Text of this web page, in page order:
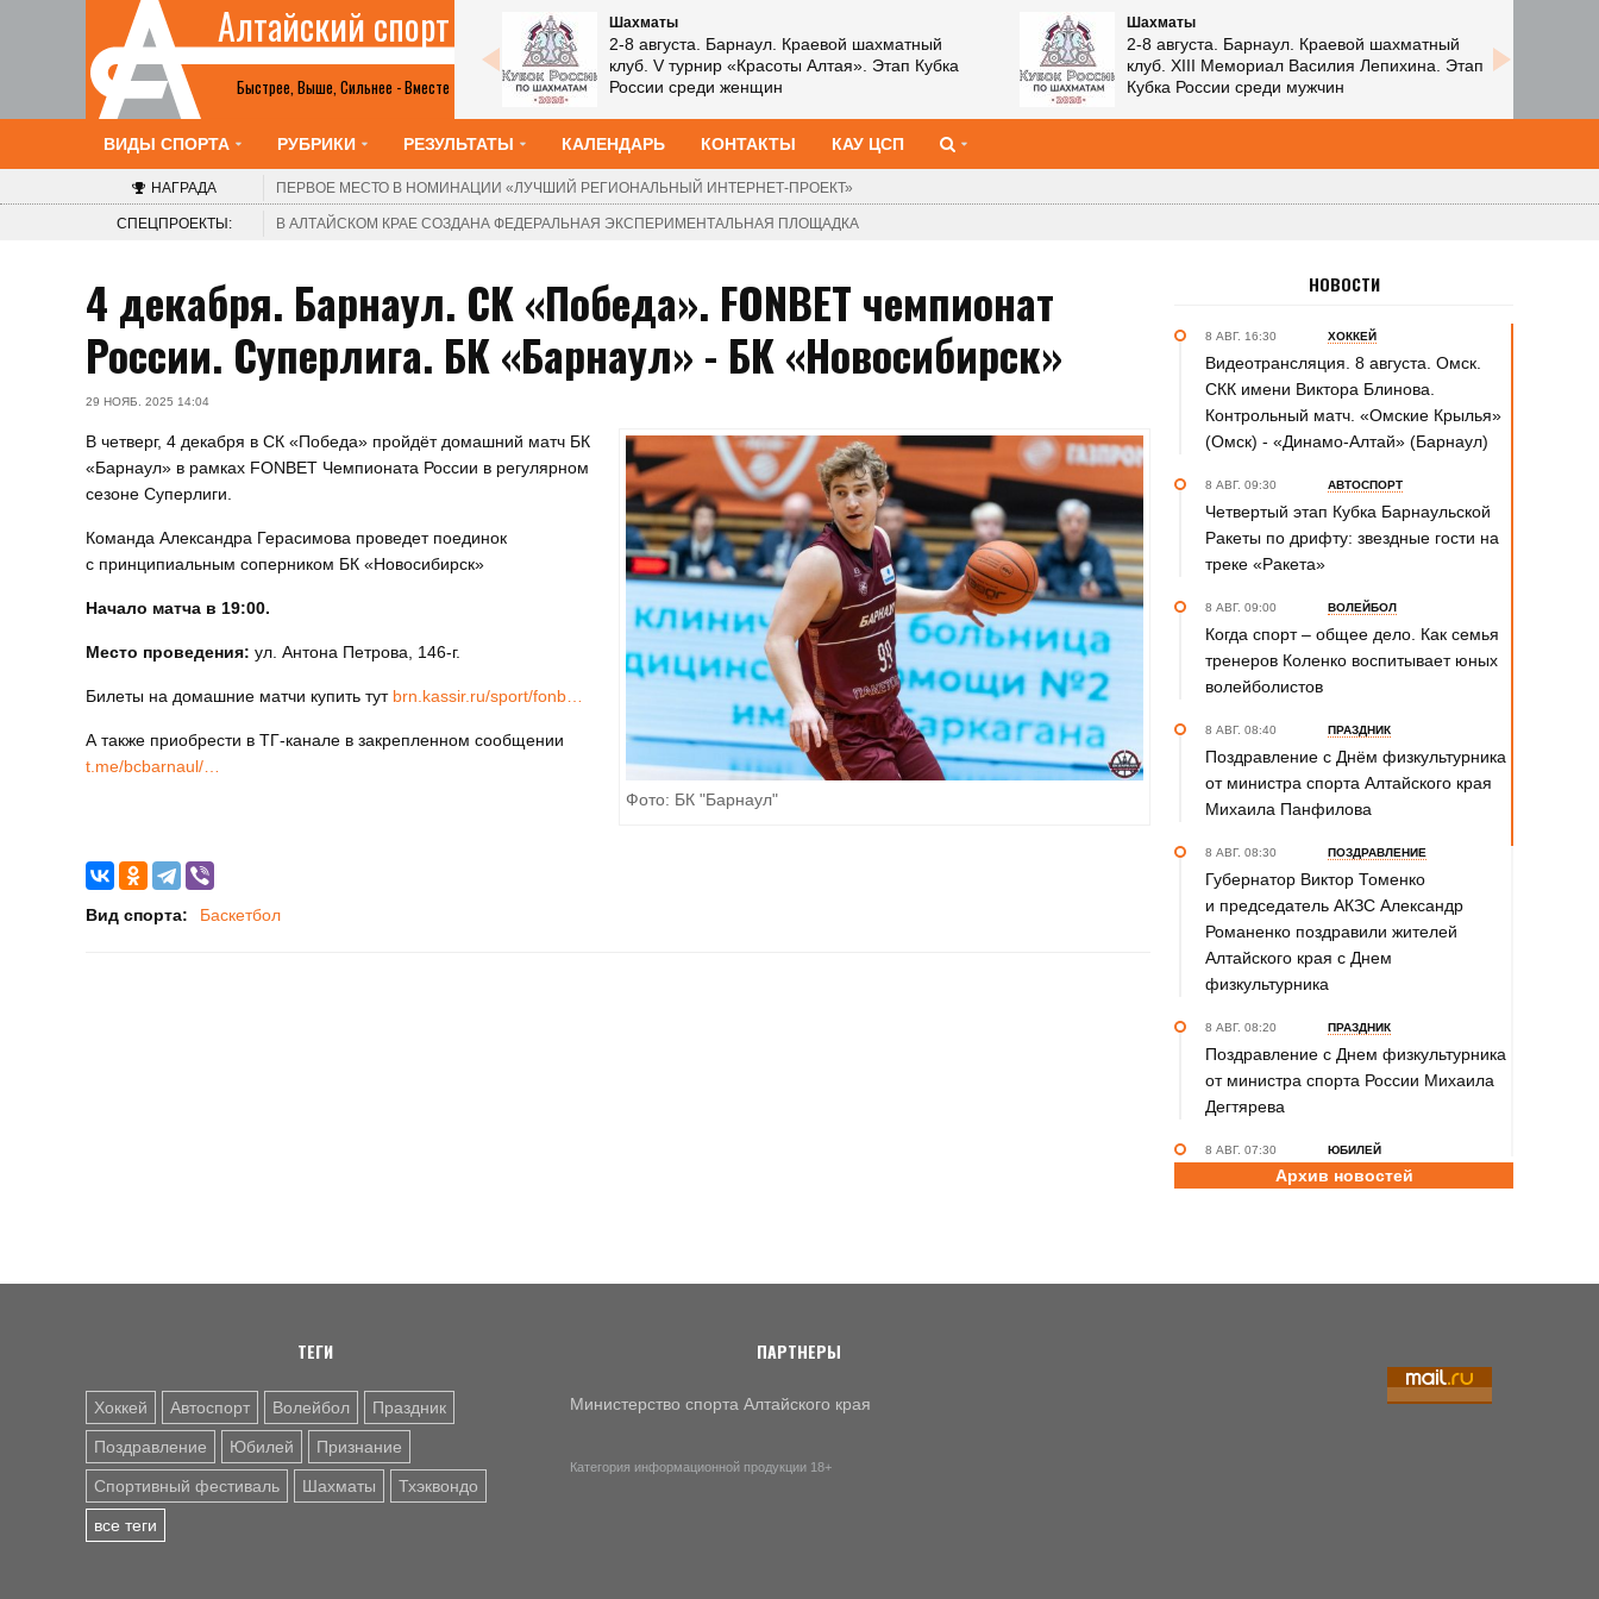
Быстрее, Выше, Сильнее - Вместе
Алтайский спорт
Все анонсы
Шахматы
2-8 августа. Барнаул. Краевой шахматный
клуб. V турнир «Красоты Алтая». Этап Кубка
России среди женщин
Шахматы
2-8 августа. Барнаул. Краевой шахматный
клуб. XIII Мемориал Василия Лепихина. Этап
Кубка России среди мужчин
ВИДЫ СПОРТА РУБРИКИ РЕЗУЛЬТАТЫ КАЛЕНДАРЬ КОНТАКТЫ КАУ ЦСП
НАГРАДА ПЕРВОЕ МЕСТО В НОМИНАЦИИ «ЛУЧШИЙ РЕГИОНАЛЬНЫЙ ИНТЕРНЕТ-ПРОЕКТ»
СПЕЦПРОЕКТЫ: В АЛТАЙСКОМ КРАЕ СОЗДАНА ФЕДЕРАЛЬНАЯ ЭКСПЕРИМЕНТАЛЬНАЯ ПЛОЩАДКА
4 декабря. Барнаул. СК «Победа». FONBET чемпионат
России. Суперлига. БК «Барнаул» - БК «Новосибирск»
29 НОЯБ. 2025 14:04
Фото: БК "Барнаул"
В четверг, 4 декабря в СК «Победа» пройдёт домашний матч БК
«Барнаул» в рамках FONBET Чемпионата России в регулярном
сезоне Суперлиги.
Команда Александра Герасимова проведет поединок
с принципиальным соперником БК «Новосибирск»
Начало матча в 19:00.
Место проведения: ул. Антона Петрова, 146-г.
Билеты на домашние матчи купить тут brn.kassir.ru/sport/fonb…
А также приобрести в ТГ-канале в закрепленном сообщении
t.me/bcbarnaul/…
Вид спорта: Баскетбол
НОВОСТИ
8 АВГ. 16:30 ХОККЕЙ
Видеотрансляция. 8 августа. Омск.
СКК имени Виктора Блинова.
Контрольный матч. «Омские Крылья»
(Омск) - «Динамо-Алтай» (Барнаул)
8 АВГ. 09:30 АВТОСПОРТ
Четвертый этап Кубка Барнаульской
Ракеты по дрифту: звездные гости на
треке «Ракета»
8 АВГ. 09:00 ВОЛЕЙБОЛ
Когда спорт – общее дело. Как семья
тренеров Коленко воспитывает юных
волейболистов
8 АВГ. 08:40 ПРАЗДНИК
Поздравление с Днём физкультурника
от министра спорта Алтайского края
Михаила Панфилова
8 АВГ. 08:30 ПОЗДРАВЛЕНИЕ
Губернатор Виктор Томенко
и председатель АКЗС Александр
Романенко поздравили жителей
Алтайского края с Днем
физкультурника
8 АВГ. 08:20 ПРАЗДНИК
Поздравление с Днем физкультурника
от министра спорта России Михаила
Дегтярева
8 АВГ. 07:30 ЮБИЛЕЙ
Базовый элемент. Александру
региона ко Дню физкультурника
Архив новостей
ТЕГИ
Хоккей Автоспорт Волейбол Праздник
Поздравление Юбилей Признание
Спортивный фестиваль Шахматы Тхэквондо
все теги
ПАРТНЕРЫ
Министерство спорта Алтайского края
Категория информационной продукции 18+